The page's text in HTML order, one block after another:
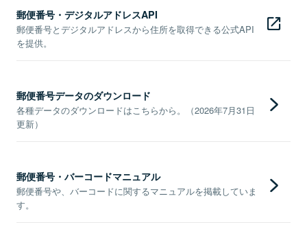
郵便番号・デジタルアドレスAPI
郵便番号とデジタルアドレスから住所を取得できる公式API
を提供。
郵便番号データのダウンロード
各種データのダウンロードはこちらから。（2026年7月31日
更新）
郵便番号・バーコードマニュアル
郵便番号や、バーコードに関するマニュアルを掲載していま
す。